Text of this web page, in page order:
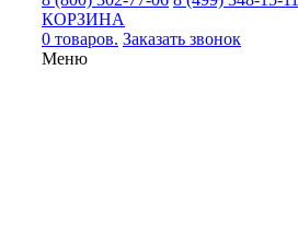
КОРЗИНА
0 товаров. Заказать звонок
Меню